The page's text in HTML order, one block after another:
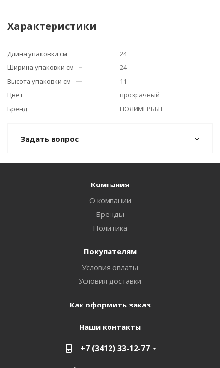
Характеристики
Длина упаковки см
24
Ширина упаковки см
24
Высота упаковки см
11
Цвет
прозрачный
Бренд
ПОЛИМЕРБЫТ
Задать вопрос
Компания
О компании
Бренды
Политика
Покупателям
Условия оплаты
Условия доставки
Как оформить заказ
Наши контакты
+7 (3412) 33-12-77